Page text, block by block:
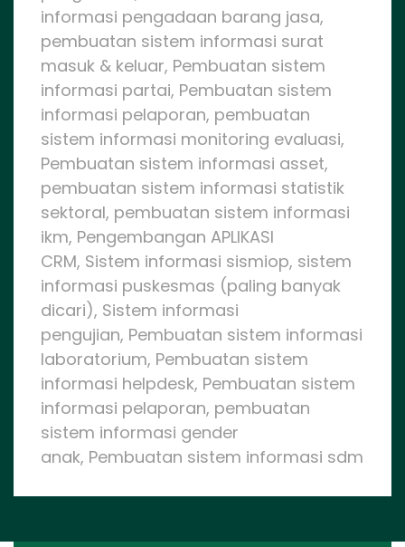
informasi pengadaan barang jasa,
pembuatan sistem informasi surat
masuk & keluar, Pembuatan sistem
informasi partai, Pembuatan sistem
informasi pelaporan, pembuatan
sistem informasi monitoring evaluasi,
Pembuatan sistem informasi asset,
pembuatan sistem informasi statistik
sektoral, pembuatan sistem informasi
ikm, Pengembangan APLIKASI
CRM, Sistem informasi sismiop, sistem
informasi puskesmas (paling banyak
dicari), Sistem informasi
pengujian, Pembuatan sistem informasi
laboratorium, Pembuatan sistem
informasi helpdesk, Pembuatan sistem
informasi pelaporan, pembuatan
sistem informasi gender
anak, Pembuatan sistem informasi sdm